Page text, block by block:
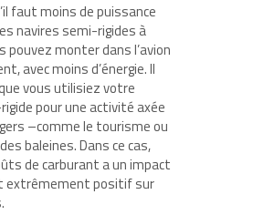
faut moins de puissance
navires semi-rigides à
pouvez monter dans l’avion
avec moins d’énergie. Il
vous utilisiez votre
pour une activité axée
–comme le tourisme ou
baleines. Dans ce cas,
de carburant a un impact
extrêmement positif sur